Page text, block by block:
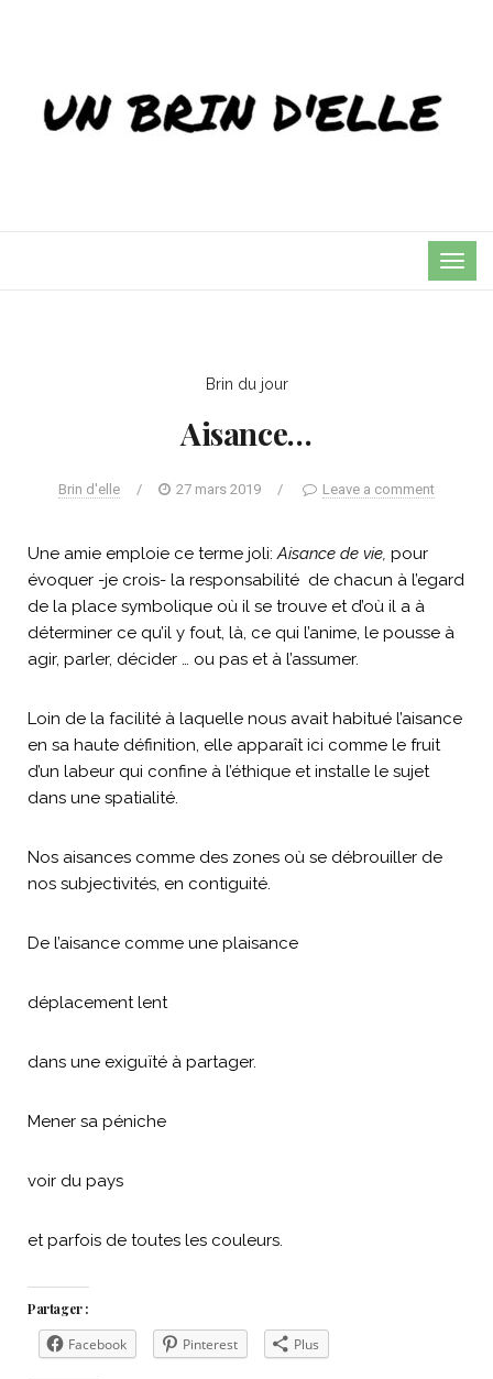
Brin du jour
Aisance…
Brin d'elle / 27 mars 2019 / Leave a comment
Une amie emploie ce terme joli:Aisance de vie, pour
évoquer -je crois- la responsabilité de chacun à l’egard
de la place symbolique où il se trouve et d’où il a à
déterminer ce qu’il y fout, là, ce qui l’anime, le pousse à
agir, parler, décider … ou pas et à l’assumer.
Loin de la facilité à laquelle nous avait habitué l’aisance
en sa haute définition, elle apparaît ici comme le fruit
d’un labeur qui confine à l’éthique et installe le sujet
dans une spatialité.
Nos aisances comme des zones où se débrouiller de
nos subjectivités, en contiguité.
De l’aisance comme une plaisance
déplacement lent
dans une exiguïté à partager.
Mener sa péniche
voir du pays
et parfois de toutes les couleurs.
Partager :
Facebook Pinterest Plus